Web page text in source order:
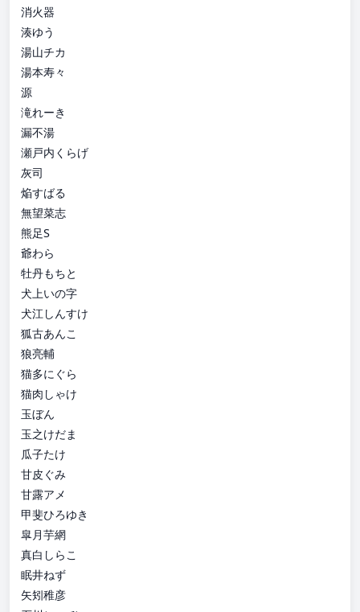
消火器
湊ゆう
湯山チカ
湯本寿々
源
滝れーき
漏不湯
瀬戸内くらげ
灰司
焔すばる
無望菜志
熊足S
爺わら
牡丹もちと
犬上いの字
犬江しんすけ
狐古あんこ
狼亮輔
猫多にぐら
猫肉しゃけ
玉ぼん
玉之けだま
瓜子たけ
甘皮ぐみ
甘露アメ
甲斐ひろゆき
皐月芋網
真白しらこ
眠井ねず
矢矧稚彦